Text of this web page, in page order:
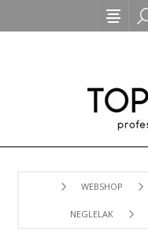
WEBSHOP
NEGLELAK